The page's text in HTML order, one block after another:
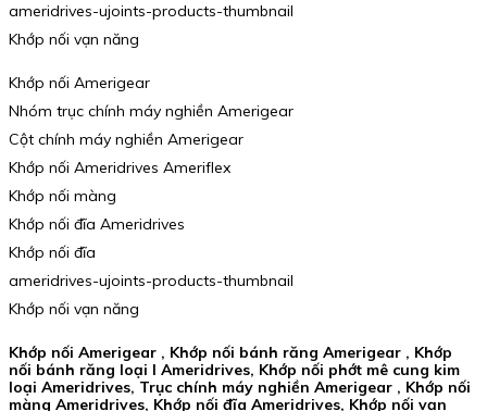
ameridrives-ujoints-products-thumbnail
Khớp nối vạn năng
Khớp nối Amerigear
Nhóm trục chính máy nghiền Amerigear
Cột chính máy nghiền Amerigear
Khớp nối Ameridrives Ameriflex
Khớp nối màng
Khớp nối đĩa Ameridrives
Khớp nối đĩa
ameridrives-ujoints-products-thumbnail
Khớp nối vạn năng
Khớp nối Amerigear , Khớp nối bánh răng Amerigear , Khớp
nối bánh răng loại I Ameridrives, Khớp nối phớt mê cung kim
loại Ameridrives, Trục chính máy nghiền Amerigear , Khớp nối
màng Ameridrives, Khớp nối đĩa Ameridrives, Khớp nối vạn